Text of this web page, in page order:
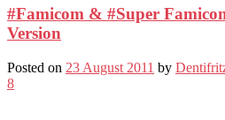
#Famicom & #Super
Version
Posted on 23 August 2011 by
8